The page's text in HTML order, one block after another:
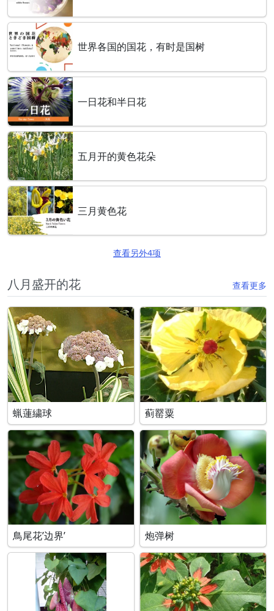
世界各国的国花，有时是国树
一日花和半日花
五月开的黄色花朵
三月黄色花
查看另外4项
八月盛开的花 查看更多
蝋蓮繍球 蓟罂粟
鳥尾花’边界’ 炮弹树